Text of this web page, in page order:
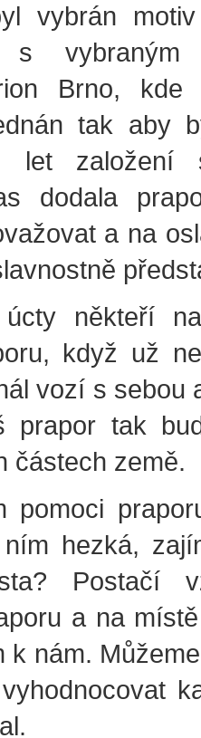
vybrán
s vybraným
Brno,
tak aby
let založení
dodala
a na
někteří
když už
vozí s sebou
prapor tak
částech země.
pomoci
hezká,
Postačí
a na
k nám.